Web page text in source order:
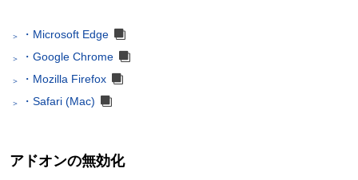
・Microsoft Edge
・Google Chrome
・Mozilla Firefox
・Safari (Mac)
アドオンの無効化